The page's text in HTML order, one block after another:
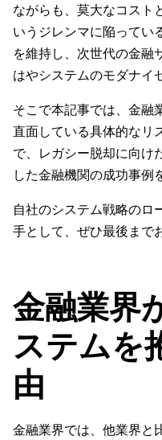
ながらも、莫大なコスト
いうジレンマに陥ってい
を維持し、次世代の金融
はやシステムのモダナイ
そこで本記事では、金融
直面している具体的なリ
で、レガシー脱却に向け
した金融機関の成功事例
自社のシステム戦略のロ
手として、ぜひ最後まで
金融業界
ステムを
由
金融業界では、他業界と